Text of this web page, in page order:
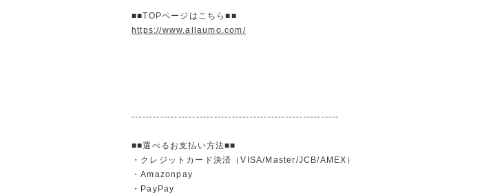
■■TOPページはこちら■■
https://www.allaumo.com/
----------------------------------------------------------
■■選べるお支払い方法■■
・クレジットカード決済（VISA/Master/JCB/AMEX）
・Amazonpay
・PayPay